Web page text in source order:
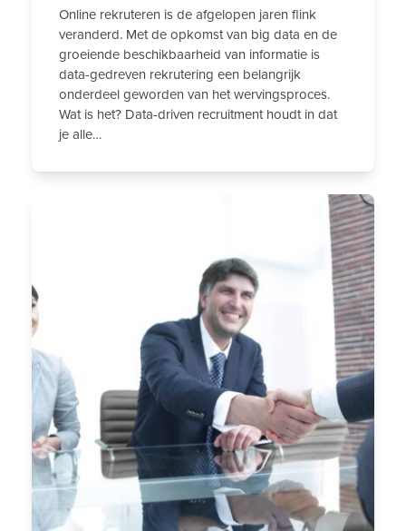
Online rekruteren is de afgelopen jaren flink
veranderd. Met de opkomst van big data en de
groeiende beschikbaarheid van informatie is
data-gedreven rekrutering een belangrijk
onderdeel geworden van het wervingsproces.
Wat is het? Data-driven recruitment houdt in dat
je alle…